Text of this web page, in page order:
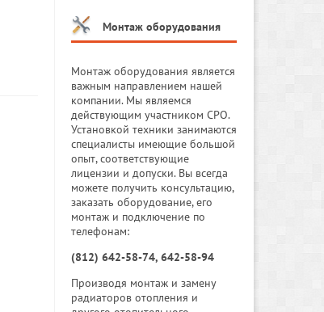
Монтаж оборудования
Монтаж оборудования является
важным направлением нашей
компании. Мы являемся
действующим участником СРО.
Установкой техники занимаются
специалисты имеющие большой
опыт, соответствующие
лицензии и допуски. Вы всегда
можете получить консультацию,
заказать оборудование, его
монтаж и подключение по
телефонам:
(812) 642-58-74, 642-58-94
Производя монтаж и замену
радиаторов отопления и